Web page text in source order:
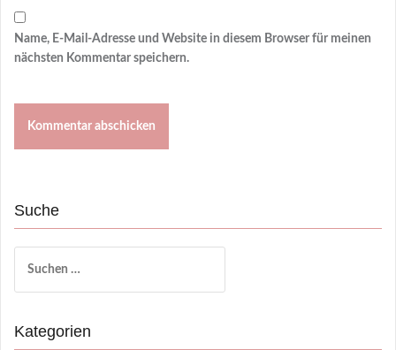
Name, E-Mail-Adresse und Website in diesem Browser für meinen
nächsten Kommentar speichern.
Suche
nach:
Kategorien